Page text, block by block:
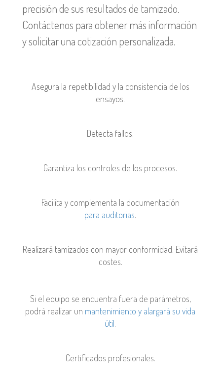
precisión de sus resultados de tamizado.
Contáctenos para obtener más información
y solicitar una cotización personalizada.
Asegura la repetibilidad y la consistencia de los
ensayos.
Detecta fallos.
Garantiza los controles de los procesos.
Facilita y complementa la documentación
para auditorias.
Realizará tamizados con mayor conformidad. Evitará
costes.
Si el equipo se encuentra fuera de parámetros,
podrá realizar un mantenimiento y alargará su vida
útil.
Certificados profesionales.